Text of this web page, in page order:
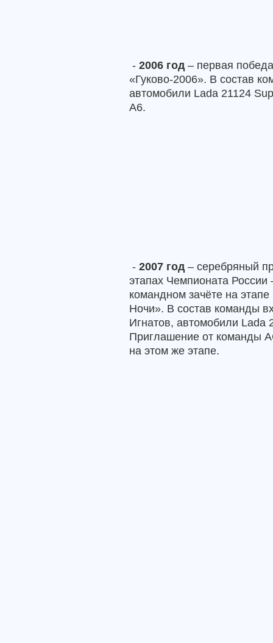
- 2006 год – первая
«Гуково-2006». В состав
автомобили Lada 21124
А6.
- 2007 год – серебряный
этапах Чемпионата
командном зачёте на
Ночи». В состав команды
Игнатов, автомобили Lada
Приглашение от команды
на этом же этапе.